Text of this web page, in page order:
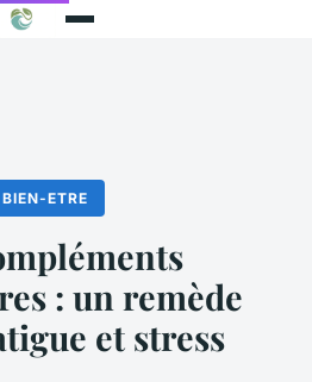
BIEN-ETRE
: un remède
et stress